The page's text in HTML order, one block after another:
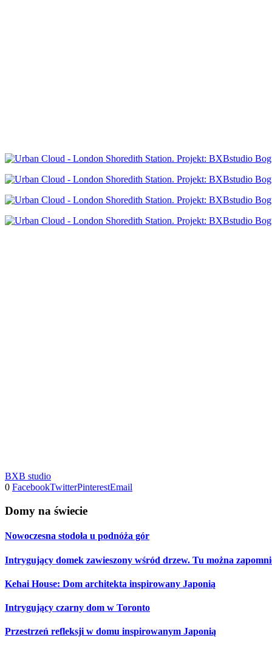
BXB studio
0 FacebookTwitterPinterestEmail
Domy na świecie
Nowoczesna stodoła u podnóża gór
Intrygujący domek zawieszony wśród drzew. Tu można
Kehai House: Dom architekta inspirowany Japonią
Intrygujący czarny dom w Toronto
Przestrzeń refleksji w domu inspirowanym Japonią